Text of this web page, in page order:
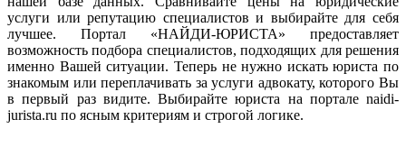
услуги или репутацию специалистов и выбирайте для себя
лучшее. Портал «НАЙДИ-ЮРИСТА» предоставляет
возможность подбора специалистов, подходящих для решения
именно Вашей ситуации. Теперь не нужно искать юриста по
знакомым или переплачивать за услуги адвокату, которого Вы
в первый раз видите. Выбирайте юриста на портале naidi-
jurista.ru по ясным критериям и строгой логике.